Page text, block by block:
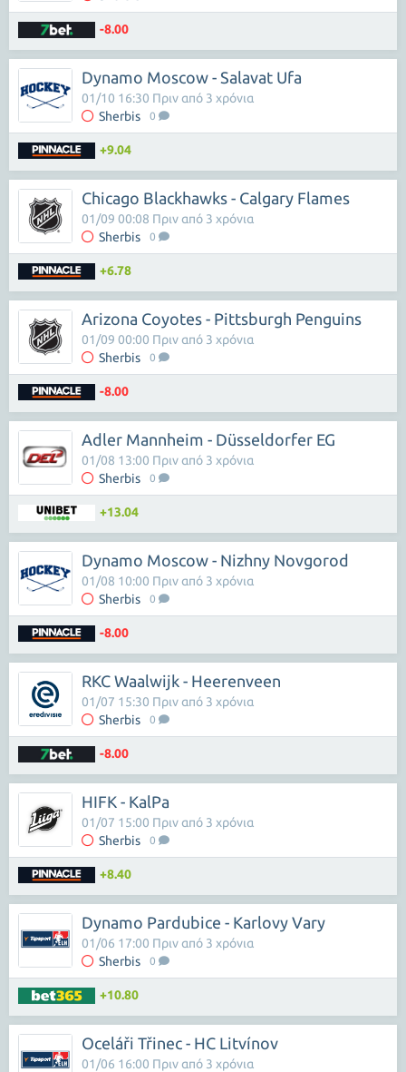
-8.00
Dynamo Moscow - Salavat Ufa
Sherbis 0
01/10 16:30 Πριν από 3 χρόνια
+9.04
Chicago Blackhawks - Calgary Flames
Sherbis 0
01/09 00:08 Πριν από 3 χρόνια
+6.78
Arizona Coyotes - Pittsburgh Penguins
Sherbis 0
01/09 00:00 Πριν από 3 χρόνια
-8.00
Adler Mannheim - Düsseldorfer EG
Sherbis 0
01/08 13:00 Πριν από 3 χρόνια
+13.04
Dynamo Moscow - Nizhny Novgorod
Sherbis 0
01/08 10:00 Πριν από 3 χρόνια
-8.00
RKC Waalwijk - Heerenveen
Sherbis 0
01/07 15:30 Πριν από 3 χρόνια
-8.00
HIFK - KalPa
Sherbis 0
01/07 15:00 Πριν από 3 χρόνια
+8.40
Dynamo Pardubice - Karlovy Vary
Sherbis 0
01/06 17:00 Πριν από 3 χρόνια
+10.80
Oceláři Třinec - HC Litvínov
01/06 16:00 Πριν από 3 χρόνια